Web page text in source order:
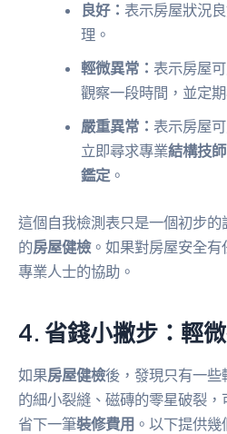
良好： 表示房屋狀況
理。
輕微異常： 表示房屋
觀察一段時間，並定期
嚴重異常： 表示房屋
立即尋求專業結構技師
鑑定。
這個自我檢測表只是一個初步
的房屋健檢。如果對房屋安全
專業人士的協助。
4. 省錢小撇步：輕
如果房屋健檢後，發現只有一些
的細小裂縫、磁磚的零星破裂，
省下一筆裝修費用 。以下提供幾